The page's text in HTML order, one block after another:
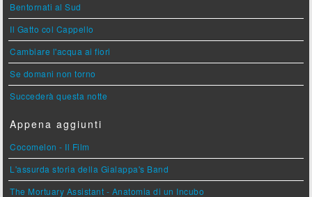
Bentornati al Sud
Il Gatto col Cappello
Cambiare l'acqua ai fiori
Se domani non torno
Succederà questa notte
Appena aggiunti
Cocomelon - Il Film
L'assurda storia della Gialappa's Band
The Mortuary Assistant - Anatomia di un Incubo